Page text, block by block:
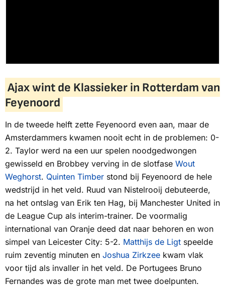
Ajax wint de Klassieker in Rotterdam van
Feyenoord
In de tweede helft zette Feyenoord even aan, maar de
Amsterdammers kwamen nooit echt in de problemen: 0-
2. Taylor werd na een uur spelen noodgedwongen
gewisseld en Brobbey verving in de slotfase Wout
Weghorst. Quinten Timber stond bij Feyenoord de hele
wedstrijd in het veld. Ruud van Nistelrooij debuteerde,
na het ontslag van Erik ten Hag, bij Manchester United in
de League Cup als interim-trainer. De voormalig
international van Oranje deed dat naar behoren en won
simpel van Leicester City: 5-2. Matthijs de Ligt speelde
ruim zeventig minuten en Joshua Zirkzee kwam vlak
voor tijd als invaller in het veld. De Portugees Bruno
Fernandes was de grote man met twee doelpunten.